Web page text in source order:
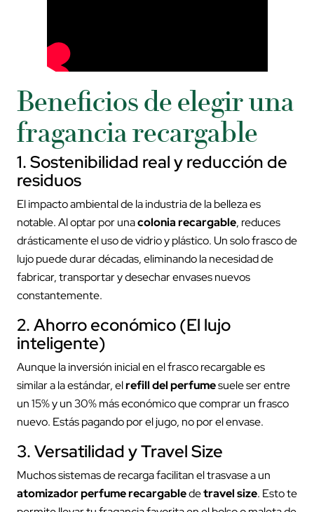
Beneficios de elegir una
fragancia recargable
1. Sostenibilidad real y reducción de
residuos
El impacto ambiental de la industria de la belleza es
notable. Al optar por unacolonia recargable, reduces
drásticamente el uso de vidrio y plástico. Un solo frasco de
lujo puede durar décadas, eliminando la necesidad de
fabricar, transportar y desechar envases nuevos
constantemente.
2. Ahorro económico (El lujo
inteligente)
Aunque la inversión inicial en el frasco recargable es
similar a la estándar, elrefill del perfumesuele ser entre
un 15% y un 30% más económico que comprar un frasco
nuevo. Estás pagando por el jugo, no por el envase.
3. Versatilidad y Travel Size
Muchos sistemas de recarga facilitan el trasvase a un
atomizador perfume recargabledetravel size. Esto te